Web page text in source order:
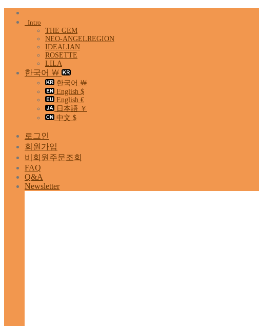
Skip
Intro
THE GEM
NEO-ANGELREGION
IDEALIAN
ROSETTE
LILA
한국어 ￦
한국어 ￦
English $
English €
日本語 ￥
中文 $
로그인
회원가입
비회원주문조회
FAQ
Q&A
Newsletter